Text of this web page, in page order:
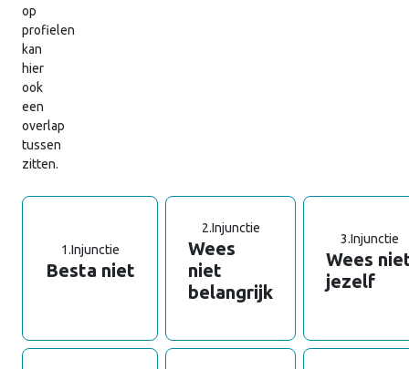
op
profielen
kan
hier
ook
een
overlap
tussen
zitten.
1.Injunctie
Besta niet
2.Injunctie
Wees
niet
belangrijk
3.Injunctie
Wees
jezelf